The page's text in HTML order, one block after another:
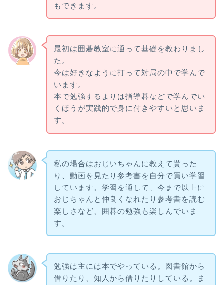
もできます。
最初は囲碁教室に通って基礎を教わりまし
た。
今は好きなように打って対局の中で学んで
います。
本で勉強するよりは指導碁などで学んでい
くほうが実践的で身に付きやすいと思いま
す。
私の場合はおじいちゃんに教えて貰った
り、動画を見たり参考書を自分で買い学習
しています。学習を通して、今まで以上に
おじちゃんと仲良くなれたり参考書を読む
楽しさなど、囲碁の勉強も楽しんでいま
す。
勉強は主には本でやっている。図書館から
借りたり、知人から借りたりしている。ま